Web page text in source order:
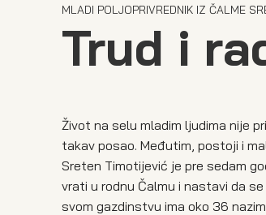
MLADI POLJOPRIVREDNIK IZ ČALME
Trud i
Život na selu mladim ljudima nije
takav posao. Međutim, postoji i
Sreten Timotijević je pre sedam
vrati u rodnu Čalmu i nastavi da
svom gazdinstvu ima oko 36